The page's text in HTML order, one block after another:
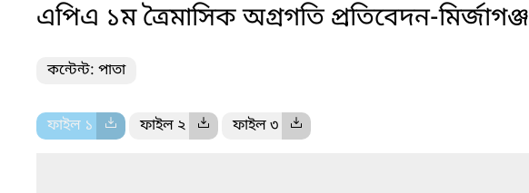
এপিএ ১ম ত্রৈমাসিক অগ্রগতি প্রতিবেদন-মির্জাগঞ্জ
কন্টেন্ট: পাতা
ফাইল ১ ফাইল ২ ফাইল ৩